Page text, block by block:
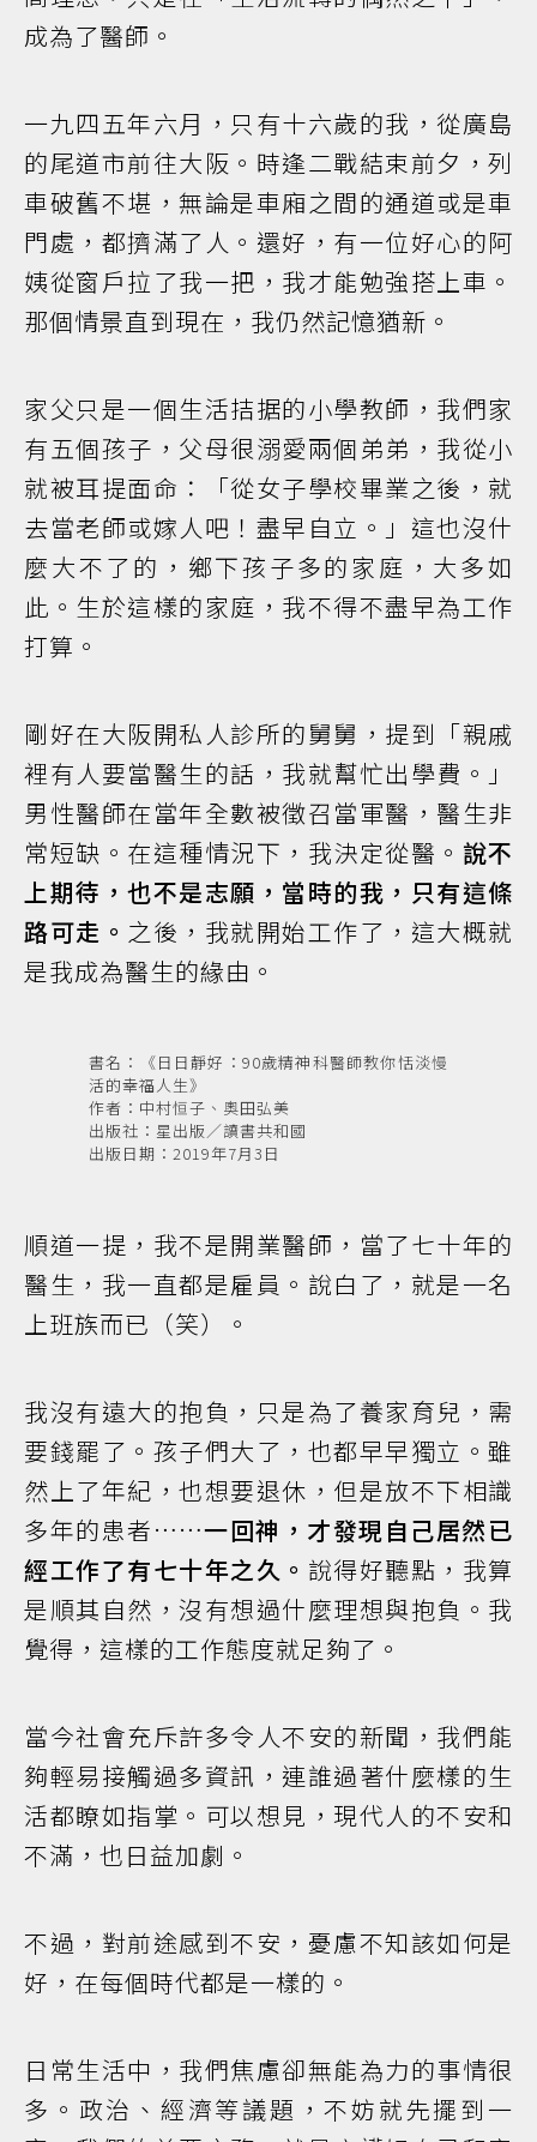
成為了醫師。
一九四五年六月，只有十六歲的我，從廣島
的尾道市前往大阪。時逢二戰結束前夕，列
車破舊不堪，無論是車廂之間的通道或是車
門處，都擠滿了人。還好，有一位好心的阿
姨從窗戶拉了我一把，我才能勉強搭上車。
那個情景直到現在，我仍然記憶猶新。
家父只是一個生活拮据的小學教師，我們家
有五個孩子，父母很溺愛兩個弟弟，我從小
就被耳提面命：「從女子學校畢業之後，就
去當老師或嫁人吧！盡早自立。」這也沒什
麼大不了的，鄉下孩子多的家庭，大多如
此。生於這樣的家庭，我不得不盡早為工作
打算。
剛好在大阪開私人診所的舅舅，提到「親戚
裡有人要當醫生的話，我就幫忙出學費。」
男性醫師在當年全數被徵召當軍醫，醫生非
常短缺。在這種情況下，我決定從醫。 說不
上期待，也不是志願，當時的我，只有這條
路可走。 之後，我就開始工作了，這大概就
是我成為醫生的緣由。
書名：《日日靜好：90歲精神科醫師教你恬淡慢
活的幸福人生》
作者：中村恒子、奧田弘美
出版社：星出版／讀書共和國
出版日期：2019年7月3日
順道一提，我不是開業醫師，當了七十年的
醫生，我一直都是雇員。說白了，就是一名
上班族而已（笑）。
我沒有遠大的抱負，只是為了養家育兒，需
要錢罷了。孩子們大了，也都早早獨立。雖
然上了年紀，也想要退休，但是放不下相識
多年的患者……一回神，才發現自己居然已
經工作了有七十年之久。 說得好聽點，我算
是順其自然，沒有想過什麼理想與抱負。我
覺得，這樣的工作態度就足夠了。
當今社會充斥許多令人不安的新聞，我們能
夠輕易接觸過多資訊，連誰過著什麼樣的生
活都瞭如指掌。可以想見，現代人的不安和
不滿，也日益加劇。
不過，對前途感到不安，憂慮不知該如何是
好，在每個時代都是一樣的。
日常生活中，我們焦慮卻無能為力的事情很
多。政治、經濟等議題，不妨就先擺到一